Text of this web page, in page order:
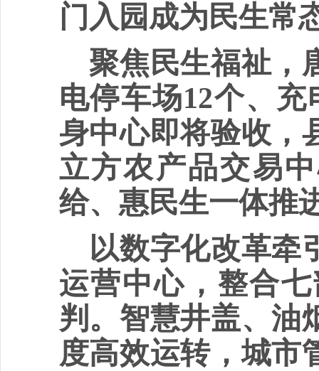
门入园成为民生常
聚焦民生福祉，
电停车场12个、
身中心即将验收，
立方农产品交易
给、惠民生一体推
以数字化改革牵
运营中心，整合
判。智慧井盖、油
度高效运转，城市